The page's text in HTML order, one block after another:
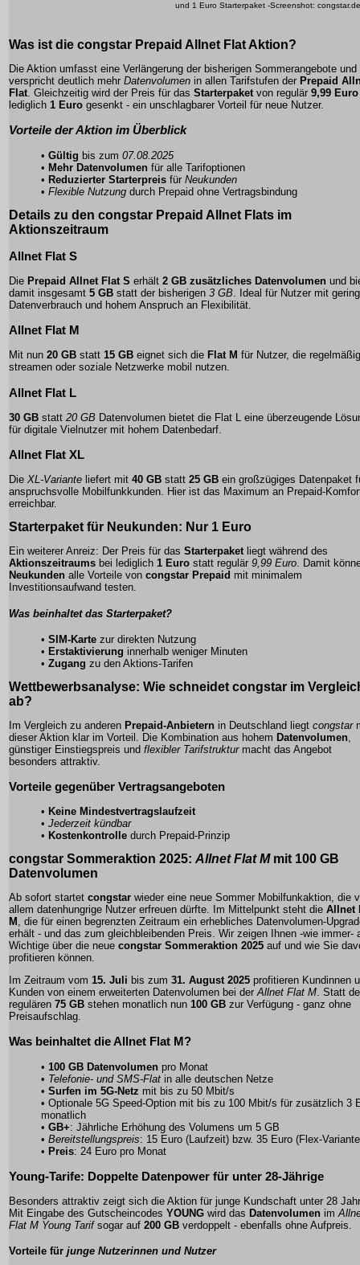
und 1 Euro Starterpaket -Screenshot: congstar.de
Was ist die congstar Prepaid Allnet Flat Aktion?
Die Aktion umfasst eine Verlängerung der bisherigen Sommerangebote und
verspricht deutlich mehr Datenvolumen in allen Tarifstufen der Prepaid
Flat. Gleichzeitig wird der Preis für das Starterpaketvon regulär 9,99 Euro
lediglich 1 Euro gesenkt - ein unschlagbarer Vorteil für neue Nutzer.
Vorteile der Aktion im Überblick
• Gültig bis zum 07.08.2025
• Mehr Datenvolumen für alle Tarifoptionen
• Reduzierter Starterpreis für Neukunden
• Flexible Nutzung durch Prepaid ohne Vertragsbindung
Details zu den congstar Prepaid Allnet Flats im
Aktionszeitraum
Allnet Flat S
Die Prepaid Allnet Flat S erhält 2 GB zusätzliches Datenvolumen und
damit insgesamt 5 GB statt der bisherigen 3 GB. Ideal für Nutzer mit
Datenverbrauch und hohem Anspruch an Flexibilität.
Allnet Flat M
Mit nun 20 GB statt 15 GB eignet sich die Flat M für Nutzer, die regelmäßig
streamen oder soziale Netzwerke mobil nutzen.
Allnet Flat L
30 GB statt 20 GB Datenvolumen bietet die Flat L
eine überzeugende
für digitale Vielnutzer mit hohem Datenbedarf.
Allnet Flat XL
Die XL-Variante liefert mit 40 GB statt 25 GB ein großzügiges Datenpaket
anspruchsvolle Mobilfunkkunden. Hier ist das Maximum an Prepaid-
erreichbar.
Starterpaket für Neukunden: Nur 1 Euro
Ein weiterer Anreiz: Der Preis für das Starterpaketliegt während des
Aktionszeitraums bei lediglich 1 Euro statt regulär 9,99 Euro. Damit
Neukunden alle Vorteile von congstar Prepaid mit minimalem
Investitionsaufwand testen.
Was beinhaltet das Starterpaket?
• SIM-Karte zur direkten Nutzung
• Erstaktivierung innerhalb weniger Minuten
• Zugang zu den Aktions-Tarifen
Wettbewerbsanalyse: Wie schneidet congstar im
ab?
Im Vergleich zu anderen Prepaid-Anbietern in Deutschland liegt congstar
dieser Aktion klar im Vorteil. Die Kombination aus hohem Datenvolumen
günstiger Einstiegspreis und flexibler Tarifstrukturmacht das Angebot
besonders attraktiv.
Vorteile gegenüber Vertragsangeboten
• Keine Mindestvertragslaufzeit
• Jederzeit kündbar
• Kostenkontrolle durch Prepaid-Prinzip
congstar Sommeraktion 2025: Allnet Flat Mmit 100 GB
Datenvolumen
Ab sofort startet congstar wieder eine neue Sommer Mobilfunkaktion, die
allem datenhungrige Nutzer erfreuen dürfte. Im Mittelpunkt steht die Allnet
M , die für einen begrenzten Zeitraum ein erhebliches Datenvolumen-
erhält - und das zum gleichbleibenden Preis. Wir zeigen Ihnen -wie immer-
Wichtige über die neue congstar Sommeraktion 2025 auf und wie Sie
profitieren können.
Im Zeitraum vom 15. Juli bis zum 31. August 2025 profitieren Kundinnen
Kunden von einem erweiterten Datenvolumen bei derAllnet Flat M. Statt
regulären 75 GB stehen monatlich nun 100 GB zur Verfügung - ganz ohne
Preisaufschlag.
Was beinhaltet die Allnet Flat M?
• 100 GB Datenvolumen pro Monat
• Telefonie- und SMS-Flat in alle deutschen Netze
• Surfen im 5G-Netz mit bis zu 50 Mbit/s
• Optionale 5G Speed-Option mit bis zu 100 Mbit/s für zusätzlich 3
monatlich
• GB+: Jährliche Erhöhung des Volumens um 5 GB
• Bereitstellungspreis: 15 Euro (Laufzeit) bzw. 35 Euro (Flex-
• Preis: 24 Euro pro Monat
Young-Tarife: Doppelte Datenpower für unter 28-Jährige
Besonders attraktiv zeigt sich die Aktion für junge Kundschaft unter 28
Mit Eingabe des Gutscheincodes YOUNG wird das Datenvolumen im
Flat M Young Tarifsogar auf 200 GB verdoppelt - ebenfalls ohne Aufpreis.
Vorteile für junge Nutzerinnen und Nutzer